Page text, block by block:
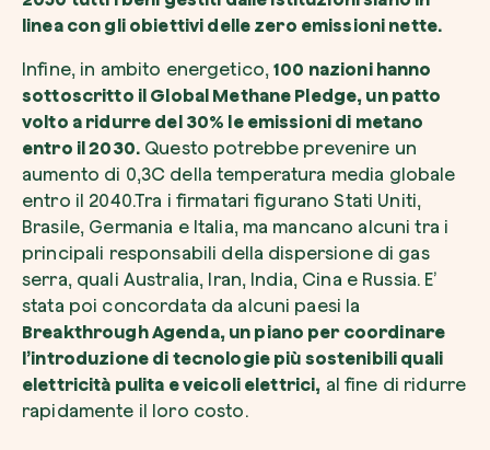
linea con gli obiettivi delle zero emissioni nette.
Infine, in ambito energetico,100 nazioni hanno
sottoscritto il Global Methane Pledge, un patto
volto a ridurre del 30% le emissioni di metano
entro il 2030.Questo potrebbe prevenire un
aumento di 0,3C della temperatura media globale
entro il 2040.Tra i firmatari figurano Stati Uniti,
Brasile, Germania e Italia, ma mancano alcuni tra i
principali responsabili della dispersione di gas
serra, quali Australia, Iran, India, Cina e Russia. E’
stata poi concordata da alcuni paesi la
Breakthrough Agenda, un piano per coordinare
l’introduzione di tecnologie più sostenibili quali
elettricità pulita e veicoli elettrici, al fine di ridurre
rapidamente il loro costo.
Riscatta un albero
Inserisci il tuo codice per riscattare un
Usa il codice